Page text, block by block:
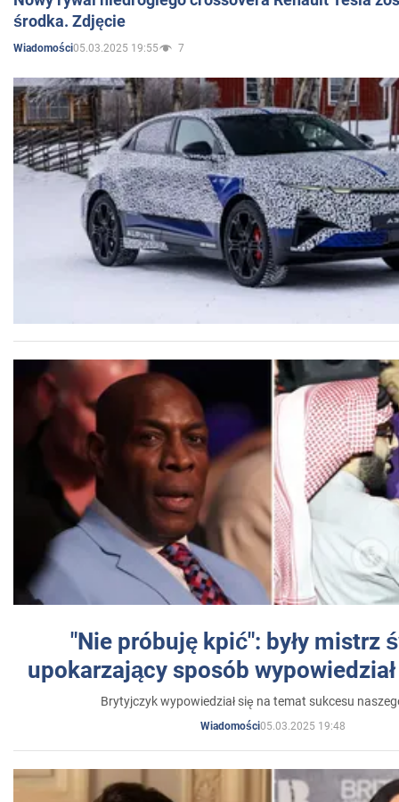
środka. Zdjęcie
Wiadomości05.03.2025 19:55 7
"Nie próbuję kpić": były mistrz
upokarzający sposób
Brytyjczyk wypowiedział się na temat sukcesu
Wiadomości05.03.2025 19:48